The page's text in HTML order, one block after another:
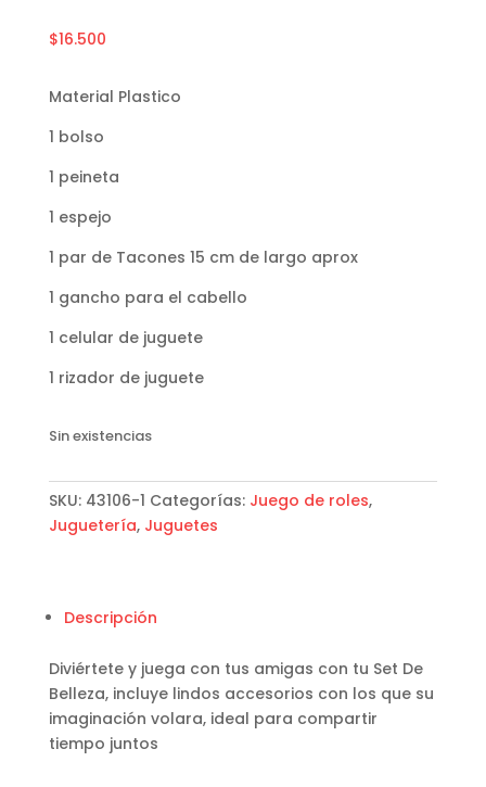
$16.500
Material Plastico
1 bolso
1 peineta
1 espejo
1 par de Tacones 15 cm de largo aprox
1 gancho para el cabello
1 celular de juguete
1 rizador de juguete
Sin existencias
SKU: 43106-1 Categorías: Juego de roles,
Juguetería, Juguetes
Descripción
Diviértete y juega con tus amigas con tu Set De
Belleza, incluye lindos accesorios con los que su
imaginación volara, ideal para compartir
tiempo juntos